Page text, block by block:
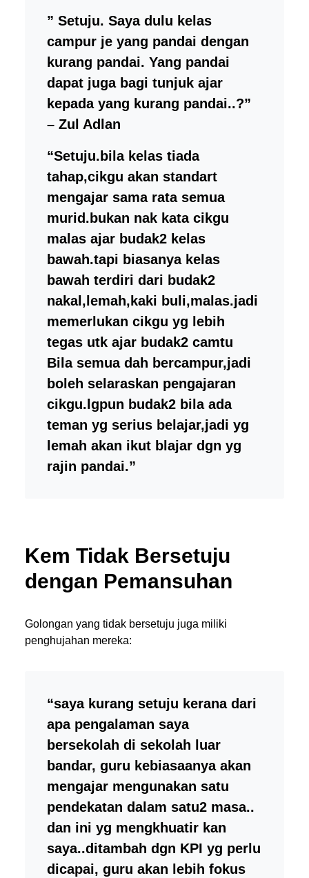
” Setuju. Saya dulu kelas
campur je yang pandai dengan
kurang pandai. Yang pandai
dapat juga bagi tunjuk ajar
kepada yang kurang pandai..?”
– Zul Adlan
“Setuju.bila kelas tiada
tahap,cikgu akan standart
mengajar sama rata semua
murid.bukan nak kata cikgu
malas ajar budak2 kelas
bawah.tapi biasanya kelas
bawah terdiri dari budak2
nakal,lemah,kaki buli,malas.jadi
memerlukan cikgu yg lebih
tegas utk ajar budak2 camtu
Bila semua dah bercampur,jadi
boleh selaraskan pengajaran
cikgu.lgpun budak2 bila ada
teman yg serius belajar,jadi yg
lemah akan ikut blajar dgn yg
rajin pandai.”
Kem Tidak Bersetuju
dengan Pemansuhan
Golongan yang tidak bersetuju juga miliki
penghujahan mereka:
“saya kurang setuju kerana dari
apa pengalaman saya
bersekolah di sekolah luar
bandar, guru kebiasaanya akan
mengajar mengunakan satu
pendekatan dalam satu2 masa..
dan ini yg mengkhuatir kan
saya..ditambah dgn KPI yg perlu
dicapai, guru akan lebih fokus